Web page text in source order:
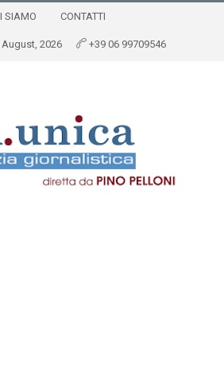
SIAMO CONTATTI
2026 +39 06 99709546